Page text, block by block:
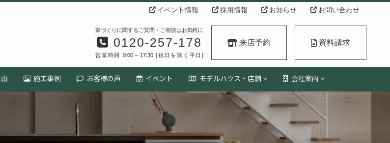
イベント情報 採用情報 お知らせ お問い合わせ
家づくりに関するご質問・ご相談はお気軽に
0120-257-178
営業時間 9:00～17:30 [祝日を除く平日]
来店予約 資料請求
施工事例 お客様の声 イベント モデルハウス・店舗 会社案内